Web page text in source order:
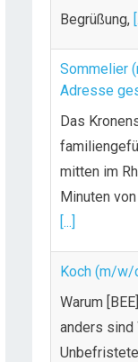
Begrüßung,
Sommelier
Adresse
Das
mitten im
Minuten
[...]
Koch (m/w/
Warum
anders sind